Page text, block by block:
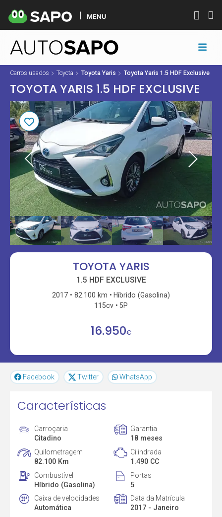
MENU
Carros usados Toyota Toyota Yaris Toyota Yaris 1.5 HDF Exclusive
TOYOTA YARIS 1.5 HDF EXCLUSIVE
TOYOTA YARIS
1.5 HDF EXCLUSIVE
2017 82.100 km
Híbrido (Gasolina)
115cv
5P
16.950€
Facebook Twitter WhatsApp
Características
Carroçaria
Citadino
Garantia
18 meses
Quilometragem
82.100 Km
Cilindrada
1.490 CC
Combustível
Híbrido (Gasolina)
Portas
5
Caixa de velocidades
Automática
Data da Matrícula
2017 - Janeiro